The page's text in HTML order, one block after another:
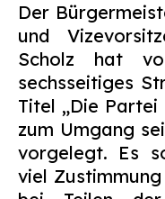
Über Uns
Infos &
Archiv
Kontakt
Suchen
nach:
Der
und
Scholz hat
sechsseitiges
Titel „Die Partei
zum Umgang
vorgelegt. Es
viel